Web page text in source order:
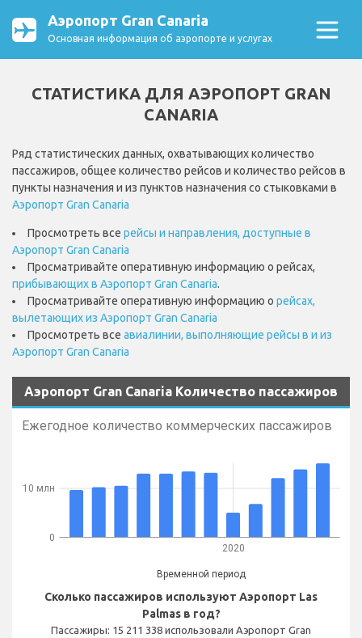
Аэропорт Gran Canaria
Основная информация об аэропорте и услугах
СТАТИСТИКА ДЛЯ АЭРОПОРТ GRAN
CANARIA
Ряд статистических данных, охватывающих количество
пассажиров, общее количество рейсов и количество рейсов в
пункты назначения и из пунктов назначения со стыковками в
Аэропорт Gran Canaria
Просмотреть все рейсы и направления, доступные в
Аэропорт Gran Canaria
Просматривайте оперативную информацию о рейсах,
прибывающих в Аэропорт Gran Canaria.
Просматривайте оперативную информацию о рейсах,
вылетающих из Аэропорт Gran Canaria
Просмотреть все авиалинии, выполняющие рейсы в и из
Аэропорт Gran Canaria
Аэропорт Gran Canaria Количество пассажиров
Ежегодное количество коммерческих пассажиров
2020
Временной период
0
10 млн
Сколько пассажиров используют Аэропорт Las
Palmas в год?
Пассажиры: 15 211 338 использовали Аэропорт Gran